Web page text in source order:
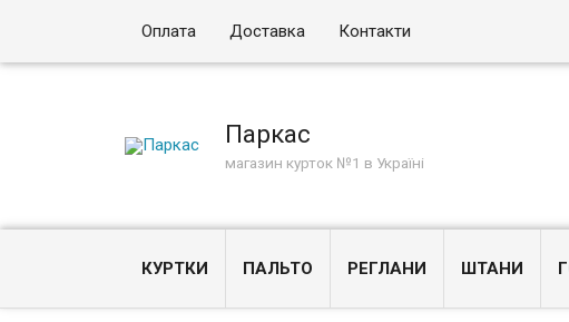
Оплата Доставка Контакти
Паркас
магазин курток №1 в Україні
КУРТКИ ПАЛЬТО РЕГЛАНИ ШТАНИ